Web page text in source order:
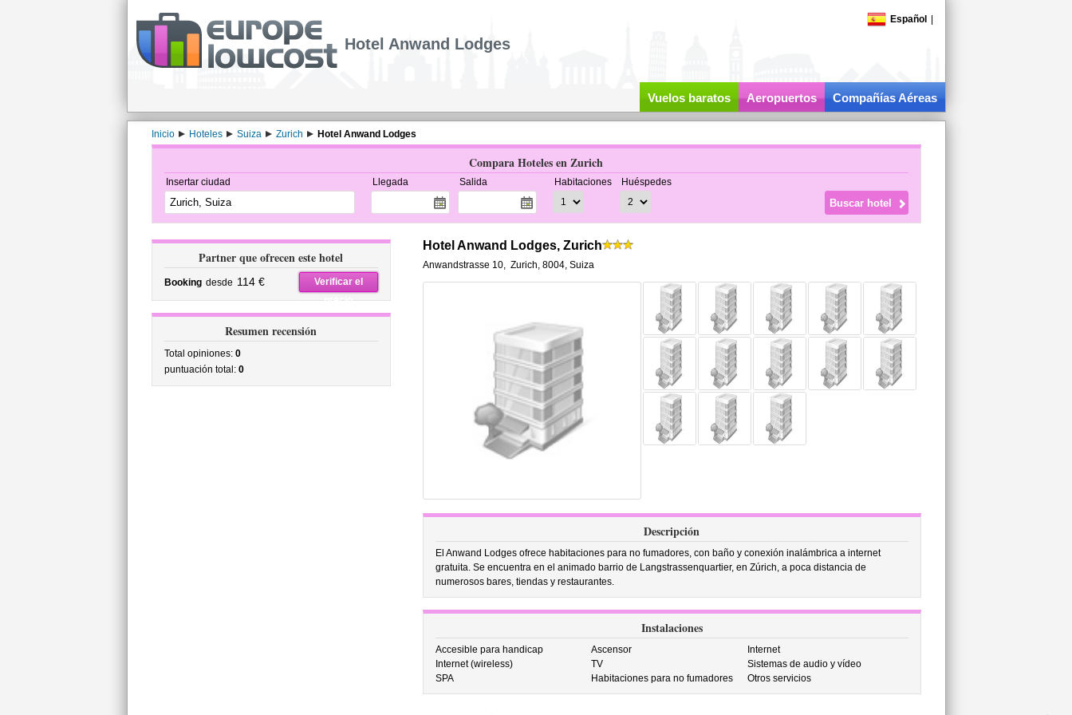
Español
Hotel Anwand Lodges
Vuelos baratos Aeropuertos Compañías Aéreas
Inicio Hoteles Suiza Zurich Hotel Anwand Lodges
Compara Hoteles en Zurich
Insertar ciudad Llegada Salida Habitaciones Huéspedes
Partner que ofrecen este hotel
Booking desde 114 €
Verificar el
precio
Resumen recensión
Total opiniones: 0
puntuación total: 0
Hotel Anwand Lodges, Zurich
Anwandstrasse 10, Zurich, 8004, Suiza
Descripción
El Anwand Lodges ofrece habitaciones para no fumadores, con baño y conexión inalámbrica a internet
gratuita. Se encuentra en el animado barrio de Langstrassenquartier, en Zúrich, a poca distancia de
numerosos bares, tiendas y restaurantes.
Instalaciones
Accesible para handicap Ascensor
Internet
Internet (wireless)
TV
Sistemas de audio y vídeo
SPA
Habitaciones para no fumadores Otros servicios